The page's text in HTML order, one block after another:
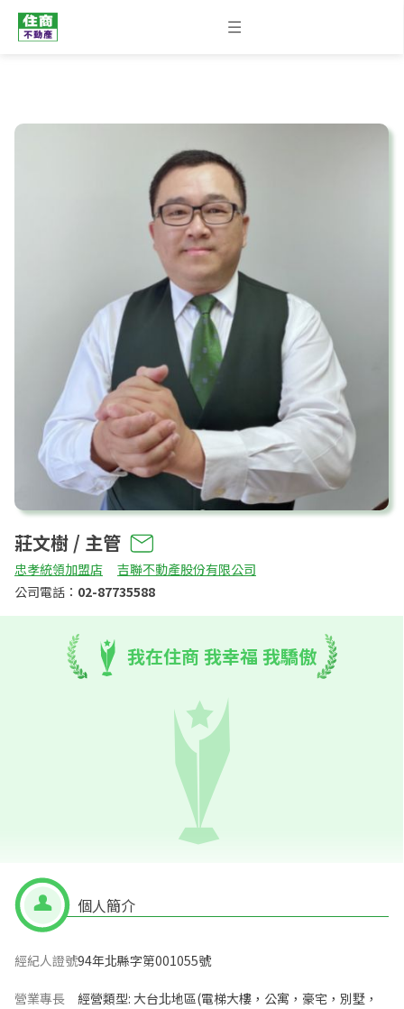
莊文樹 / 主管
忠孝統領加盟店
吉聯不動產股份有限公司
公司電話： 02-87735588
我在住商 我幸福 我驕傲
個人簡介
經紀人證號94年北縣字第001055號
營業專長 經營類型: 大台北地區(電梯大樓，公寓，豪宅，別墅，